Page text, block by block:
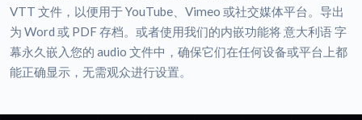
VTT 文件，以便用于 YouTube、Vimeo 或社交媒体平台。导出
为 Word 或 PDF 存档。或者使用我们的内嵌功能将 意大利语 字
幕永久嵌入您的 audio 文件中，确保它们在任何设备或平台上都
能正确显示，无需观众进行设置。